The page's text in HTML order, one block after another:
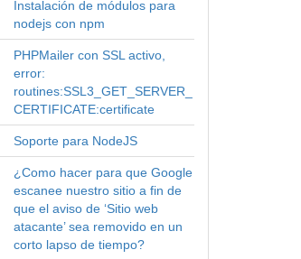
Instalación de módulos para
nodejs con npm
PHPMailer con SSL activo,
error:
routines:SSL3_GET_SERVER_
CERTIFICATE:certificate
Soporte para NodeJS
¿Como hacer para que Google
escanee nuestro sitio a fin de
que el aviso de ‘Sitio web
atacante’ sea removido en un
corto lapso de tiempo?